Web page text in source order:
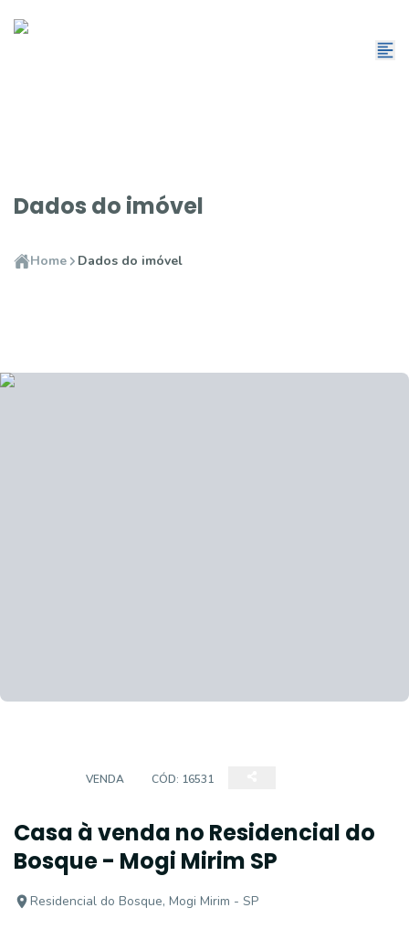
Dados do imóvel
Home Dados do imóvel
VENDA CÓD: 16531
Casa à venda no Residencial do
Bosque - Mogi Mirim SP
Residencial do Bosque, Mogi Mirim - SP